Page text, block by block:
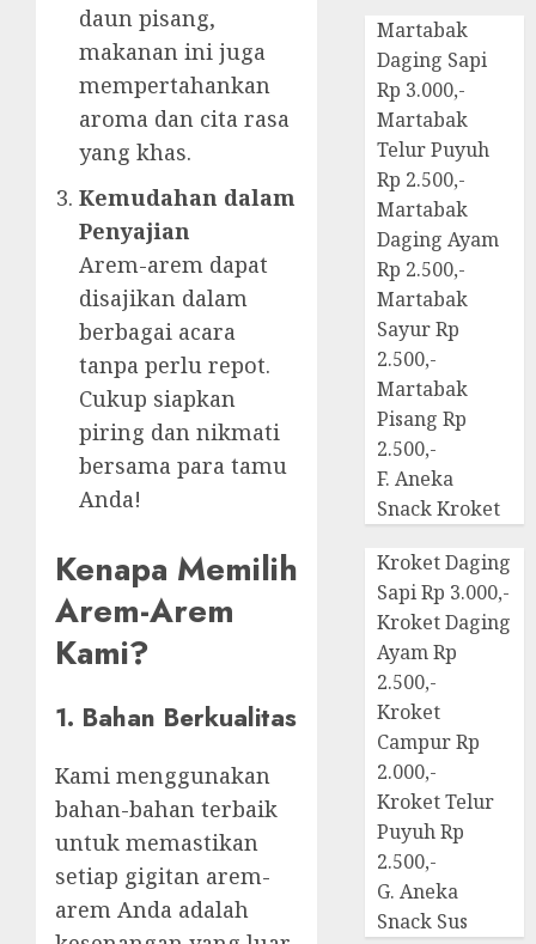
daun pisang,
makanan ini juga
mempertahankan
aroma dan cita rasa
yang khas.
Kemudahan dalam
Penyajian
Arem-arem dapat
disajikan dalam
berbagai acara
tanpa perlu repot.
Cukup siapkan
piring dan nikmati
bersama para tamu
Anda!
Kenapa Memilih
Arem-Arem
Kami?
1. Bahan Berkualitas
Kami menggunakan
bahan-bahan terbaik
untuk memastikan
setiap gigitan arem-
arem Anda adalah
Martabak
Daging Sapi
Rp 3.000,-
Martabak
Telur Puyuh
Rp 2.500,-
Martabak
Daging Ayam
Rp 2.500,-
Martabak
Sayur Rp
2.500,-
Martabak
Pisang Rp
2.500,-
F. Aneka
Snack Kroket
Kroket Daging
Sapi Rp 3.000,-
Kroket Daging
Ayam Rp
2.500,-
Kroket
Campur Rp
2.000,-
Kroket Telur
Puyuh Rp
2.500,-
G. Aneka
Snack Sus